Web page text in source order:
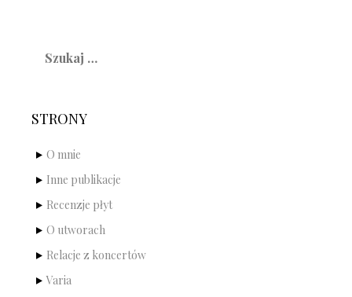
STRONY
O mnie
Inne publikacje
Recenzje płyt
O utworach
Relacje z koncertów
Varia